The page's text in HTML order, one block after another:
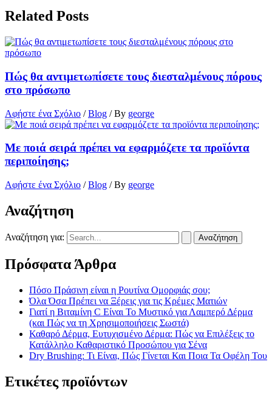
Related Posts
Πώς θα αντιμετωπίσετε τους διεσταλμένους πόρους
στο πρόσωπο
Αφήστε ένα Σχόλιο /Blog / By george
Με ποιά σειρά πρέπει να εφαρμόζετε τα προϊόντα
περιποίησης;
Αφήστε ένα Σχόλιο /Blog / By george
Αναζήτηση
Αναζήτηση για:
Πρόσφατα Άρθρα
Πόσο Πράσινη είναι η Ρουτίνα Ομορφιάς σου;
Όλα Όσα Πρέπει να Ξέρεις για τις Κρέμες Ματιών
Γιατί η Βιταμίνη C Είναι Το Μυστικό για Λαμπερό Δέρμα
(και Πώς να τη Χρησιμοποιήσεις Σωστά)
Καθαρό Δέρμα, Ευτυχισμένο Δέρμα: Πώς να Επιλέξεις το
Κατάλληλο Καθαριστικό Προσώπου για Σένα
Dry Brushing: Τι Είναι, Πώς Γίνεται Και Ποια Τα Οφέλη Του
Ετικέτες προϊόντων